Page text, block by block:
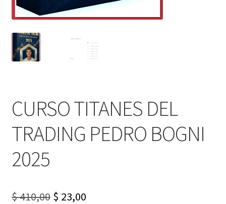
CURSO TITANES DEL
TRADING PEDRO BOGNI
2025
$410,00 Original
$ 23,00Current